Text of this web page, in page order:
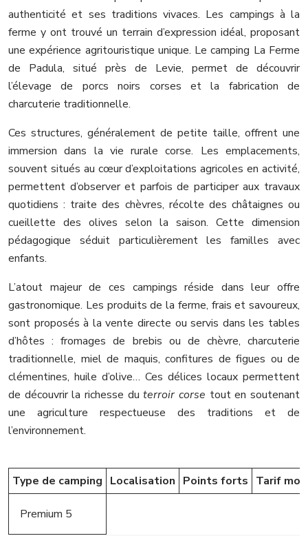
authenticité et ses traditions vivaces. Les campings à la
ferme y ont trouvé un terrain d’expression idéal, proposant
une expérience agritouristique unique. Le camping La Ferme
de Padula, situé près de Levie, permet de découvrir
l’élevage de porcs noirs corses et la fabrication de
charcuterie traditionnelle.
Ces structures, généralement de petite taille, offrent une
immersion dans la vie rurale corse. Les emplacements,
souvent situés au cœur d’exploitations agricoles en activité,
permettent d’observer et parfois de participer aux travaux
quotidiens : traite des chèvres, récolte des châtaignes ou
cueillette des olives selon la saison. Cette dimension
pédagogique séduit particulièrement les familles avec
enfants.
L’atout majeur de ces campings réside dans leur offre
gastronomique. Les produits de la ferme, frais et savoureux,
sont proposés à la vente directe ou servis dans les tables
d’hôtes : fromages de brebis ou de chèvre, charcuterie
traditionnelle, miel de maquis, confitures de figues ou de
clémentines, huile d’olive… Ces délices locaux permettent
de découvrir la richesse duterroir corse tout en soutenant
une agriculture respectueuse des traditions et de
l’environnement.
Type de camping Localisation Points forts Tarif
Premium 5